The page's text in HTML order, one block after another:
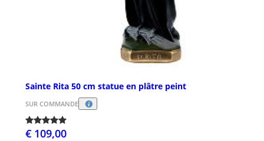
Sainte Rita 50 cm statue en plâtre peint
SUR COMMANDE
€ 109,00